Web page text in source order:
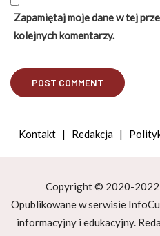
Zapamiętaj moje dane w tej
kolejnych komentarzy.
Kontakt | Redakcja |
Copyright © 2020-2022
Opublikowane w serwisie
informacyjny i edukacyjny.